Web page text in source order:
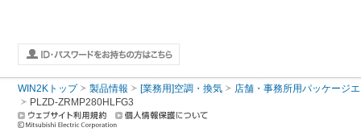
WIN2Kトップ 製品情報 [業務用]空調・換気
店舗・事務所用パッケージ
PLZD-ZRMP280HLFG3